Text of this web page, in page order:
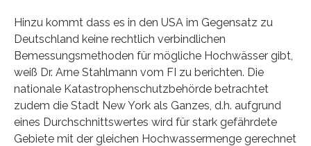
Hinzu kommt dass es in den USA im Gegensatz zu
Deutschland keine rechtlich verbindlichen
Bemessungsmethoden für mögliche Hochwässer gibt,
weiß Dr. Arne Stahlmann vom FI zu berichten. Die
nationale Katastrophenschutzbehörde betrachtet
zudem die Stadt New York als Ganzes, d.h. aufgrund
eines Durchschnittswertes wird für stark gefährdete
Gebiete mit der gleichen Hochwassermenge gerechnet